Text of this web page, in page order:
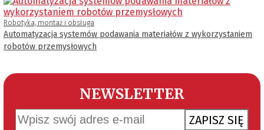
Robotyka, montaż i obsługa
Automatyzacja systemów podawania materiałów z wykorzystaniem
robotów przemysłowych
NEWSLETTER
ZAPISZ SIĘ